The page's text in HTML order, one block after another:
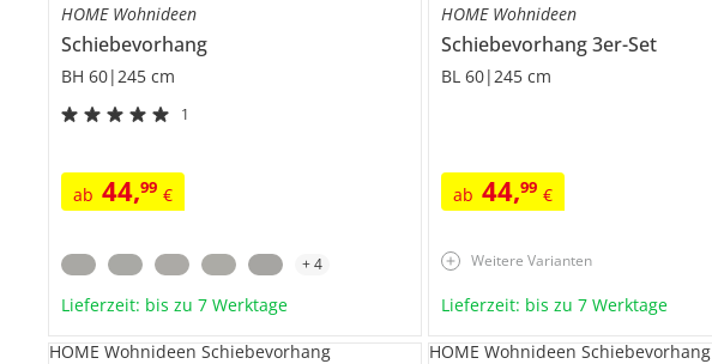
HOME Wohnideen
Schiebevorhang
BH 60|245 cm
1
ab 44,99 €
+4
Lieferzeit: bis zu 7 Werktage
HOME Wohnideen
Schiebevorhang 3er-Set
BL 60|245 cm
ab 44,99 €
Weitere Varianten
Lieferzeit: bis zu 7 Werktage
HOME Wohnideen Schiebevorhang HOME Wohnideen Schiebevorhang